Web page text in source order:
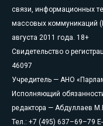
связи, информационных
массовых коммуникаций
августа 2011 года. 18+
Свидетельство о
46097
Учредитель — АНО
Исполняющий
редактора — Абдуллаев
Тел.: +7 (495) 637–69–79